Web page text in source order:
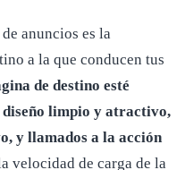
anuncios es la
a la que conducen tus
de destino esté
limpio y atractivo,
y llamados a la acción
velocidad de carga de la